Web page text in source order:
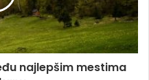
najlepšim mestima